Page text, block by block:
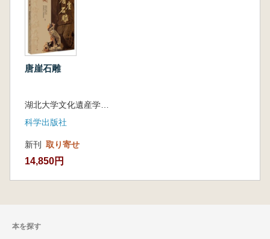
唐崖石雕
科学出版社
新刊 取り寄せ
14,850円
本を探す